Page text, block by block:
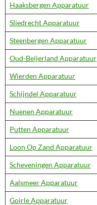
Haaksbergen Apparatuur
Sliedrecht Apparatuur
Steenbergen Apparatuur
Oud-Beijerland Apparatuur
Wierden Apparatuur
Schijndel Apparatuur
Nuenen Apparatuur
Putten Apparatuur
Loon Op Zand Apparatuur
Scheveningen Apparatuur
Aalsmeer Apparatuur
Goirle Apparatuur